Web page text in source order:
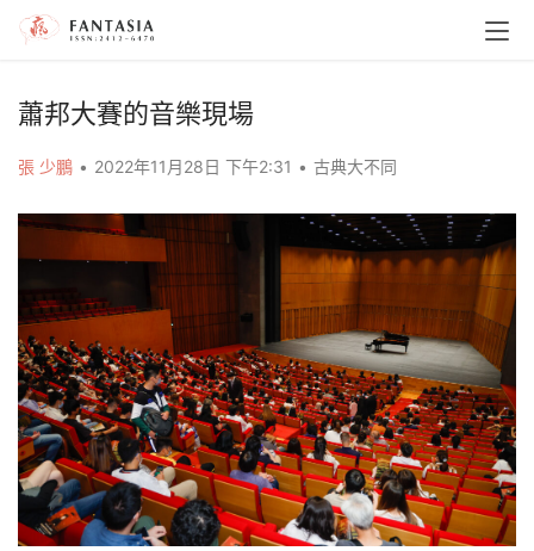
蕭邦大賽的音樂現場
張 少鵬 • 2022年11月28日 下午2:31 • 古典大不同